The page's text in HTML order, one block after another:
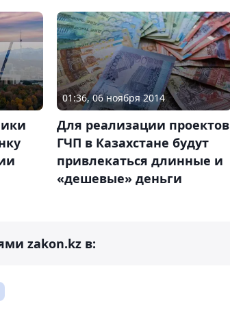
01:36, 06 ноября 2014
Для реализации проектов
ГЧП в Казахстане будут
привлекаться длинные и
«дешевые» деньги
zakon.kz в: